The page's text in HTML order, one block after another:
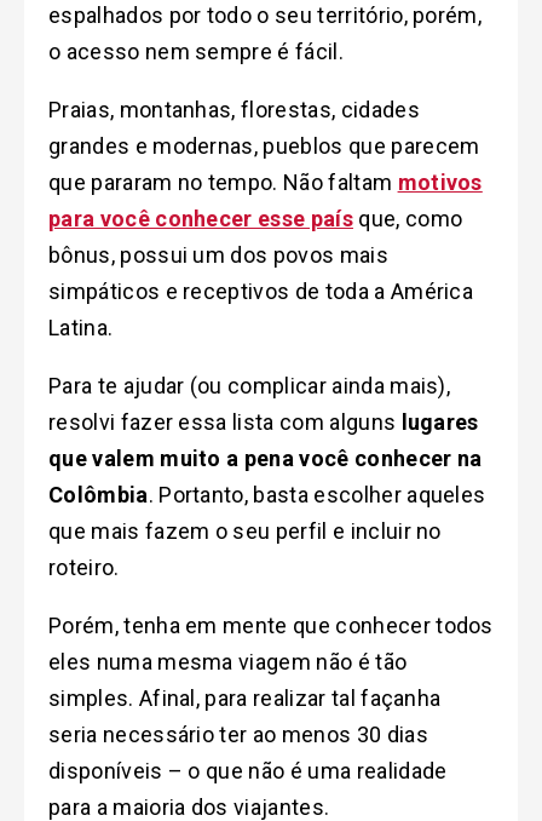
espalhados por todo o seu território, porém,
o acesso nem sempre é fácil.
Praias, montanhas, florestas, cidades
grandes e modernas, pueblos que parecem
que pararam no tempo. Não faltam motivos
para você conhecer esse paísque, como
bônus, possui um dos povos mais
simpáticos e receptivos de toda a América
Latina.
Para te ajudar (ou complicar ainda mais),
resolvi fazer essa lista com alguns lugares
que valem muito a pena você conhecer na
Colômbia. Portanto, basta escolher aqueles
que mais fazem o seu perfil e incluir no
roteiro.
Porém, tenha em mente que conhecer todos
eles numa mesma viagem não é tão
simples. Afinal, para realizar tal façanha
seria necessário ter ao menos 30 dias
disponíveis – o que não é uma realidade
para a maioria dos viajantes.